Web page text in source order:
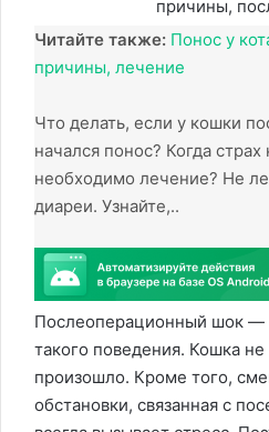
Читайте также: Понос у
причины, лечение
Что делать, если у кошки
начался понос? Когда
необходимо лечение? Не
диареи. Узнайте,..
Послеоперационный шок —
такого поведения. Кошка
произошло. Кроме того,
обстановки, связанная с